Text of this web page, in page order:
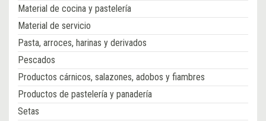
Material de cocina y pastelería
Material de servicio
Pasta, arroces, harinas y derivados
Pescados
Productos cárnicos, salazones, adobos y fiambres
Productos de pastelería y panadería
Setas